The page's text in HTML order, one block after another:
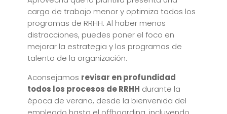
carga de trabajo menor y optimiza todos los
programas de RRHH. Al haber menos
distracciones, puedes poner el foco en
mejorar la estrategia y los programas de
talento de la organización.
Aconsejamos revisar en profundidad
todos los procesos de RRHH durante la
época de verano, desde la bienvenida del